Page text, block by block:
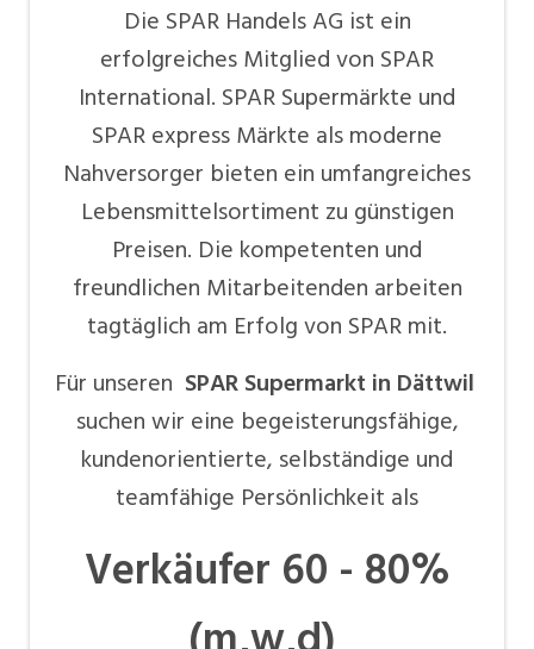
Die SPAR Handels AG ist ein
erfolgreiches Mitglied von SPAR
International. SPAR Supermärkte und
SPAR express Märkte als moderne
Nahversorger bieten ein umfangreiches
Lebensmittelsortiment zu günstigen
Preisen. Die kompetenten und
freundlichen Mitarbeitenden arbeiten
tagtäglich am Erfolg von SPAR mit.
Für unseren SPAR Supermarkt in Dättwil
suchen wir eine begeisterungsfähige,
kundenorientierte, selbständige und
teamfähige Persönlichkeit als
Verkäufer 60 - 80%